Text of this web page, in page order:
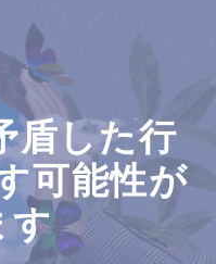
盾した行
可能性が
す